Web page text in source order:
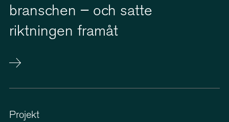
branschen – och satte
riktningen framåt
Projekt